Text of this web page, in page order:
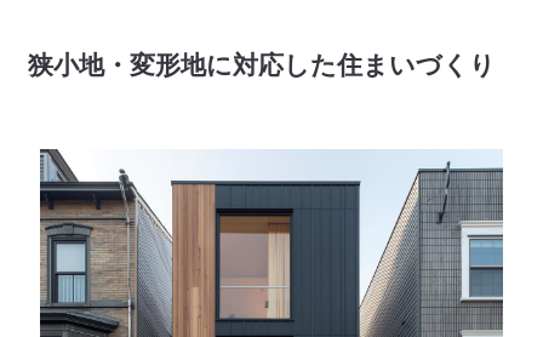
狭小地・変形地に対応した住まいづくり